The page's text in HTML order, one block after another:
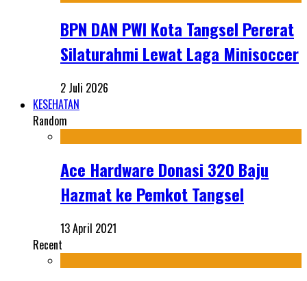
BPN DAN PWI Kota Tangsel Pererat
Silaturahmi Lewat Laga Minisoccer
2 Juli 2026
KESEHATAN
Random
Ace Hardware Donasi 320 Baju
Hazmat ke Pemkot Tangsel
13 April 2021
Recent